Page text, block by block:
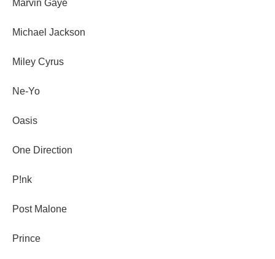
Marvin Gaye
Michael Jackson
Miley Cyrus
Ne-Yo
Oasis
One Direction
P!nk
Post Malone
Prince